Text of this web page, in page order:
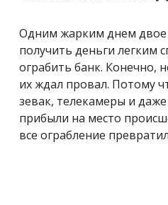
Одним жарким днем
получить деньги легким
ограбить банк. Конечно,
их ждал провал. Потому
зевак, телекамеры и
прибыли на место
все ограбление